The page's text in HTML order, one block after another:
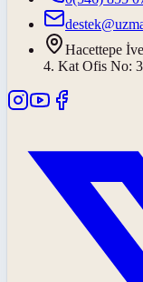
Hacettepe
4. Kat Ofis No: